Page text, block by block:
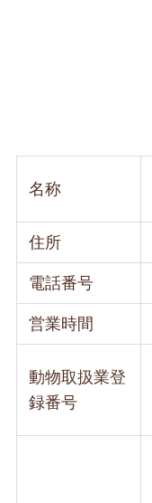
名称
住所
電話番号
営業時間
動物取扱業登
録番号